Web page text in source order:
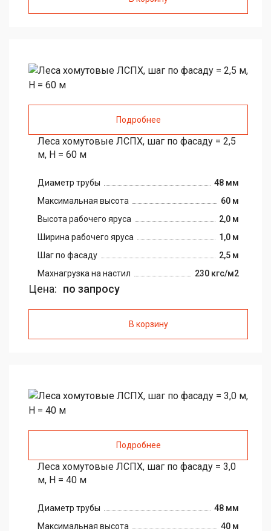
Подробнее
Леса хомутовые ЛСПХ, шаг по фасаду = 2,5
м, H = 60 м
Диаметр трубы
48 мм
Максимальная высота
60 м
Высота рабочего яруса
2,0 м
Ширина рабочего яруса
1,0 м
Шаг по фасаду
2,5 м
Maxнагрузка на настил
230 кгс/м2
Цена: по запросу
В корзину
Подробнее
Леса хомутовые ЛСПХ, шаг по фасаду = 3,0
м, H = 40 м
Диаметр трубы
48 мм
Максимальная высота
40 м